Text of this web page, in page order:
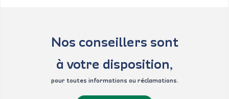
Nos conseillers sont
à votre disposition,
pour toutes informations ou réclamations.